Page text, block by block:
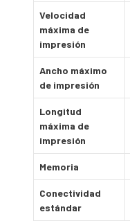
Velocidad
máxima de
impresión
Ancho máximo
de impresión
Longitud
máxima de
impresión
Memoria
Conectividad
estándar